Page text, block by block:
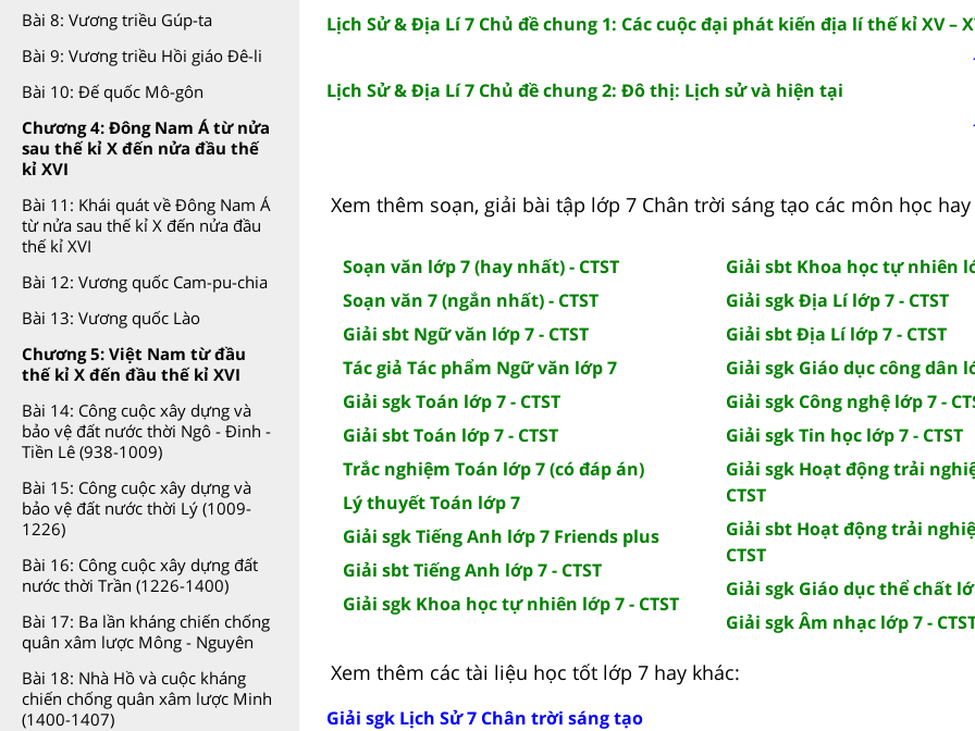
Bài 8: Vương triều Gúp-ta
Bài 9: Vương triều Hồi giáo Đê-li
Bài 10: Đế quốc Mô-gôn
Chương 4: Đông Nam Á từ nửa
sau thế kỉ X đến nửa đầu thế
kỉ XVI
Bài 11: Khái quát về Đông Nam Á
từ nửa sau thế kỉ X đến nửa đầu
thế kỉ XVI
Bài 12: Vương quốc Cam-pu-chia
Bài 13: Vương quốc Lào
Chương 5: Việt Nam từ đầu
thế kỉ X đến đầu thế kỉ XVI
Bài 14: Công cuộc xây dựng và
bảo vệ đất nước thời Ngô - Đinh -
Tiền Lê (938-1009)
Bài 15: Công cuộc xây dựng và
bảo vệ đất nước thời Lý (1009-
1226)
Bài 16: Công cuộc xây dựng đất
nước thời Trần (1226-1400)
Bài 17: Ba lần kháng chiến chống
quân xâm lược Mông - Nguyên
Bài 18: Nhà Hồ và cuộc kháng
chiến chống quân xâm lược Minh
(1400-1407)
Lịch Sử & Địa Lí 7 Chủ đề chung 1: Các cuộc đại phát kiến địa lí thế kỉ XV –
Lịch Sử & Địa Lí 7 Chủ đề chung 2: Đô thị: Lịch sử và hiện tại
Xem thêm soạn, giải bài tập lớp 7 Chân trời sáng tạo các môn học hay
Soạn văn lớp 7 (hay nhất) - CTST
Soạn văn 7 (ngắn nhất) - CTST
Giải sbt Ngữ văn lớp 7 - CTST
Tác giả Tác phẩm Ngữ văn lớp 7
Giải sgk Toán lớp 7 - CTST
Giải sbt Toán lớp 7 - CTST
Trắc nghiệm Toán lớp 7 (có đáp án)
Lý thuyết Toán lớp 7
Giải sgk Tiếng Anh lớp 7 Friends plus
Giải sbt Tiếng Anh lớp 7 - CTST
Giải sgk Khoa học tự nhiên lớp 7 - CTST
Giải sbt Khoa học tự nhiên
Giải sgk Địa Lí lớp 7 - CTST
Giải sbt Địa Lí lớp 7 - CTST
Giải sgk Giáo dục công dân
Giải sgk Công nghệ lớp 7 -
Giải sgk Tin học lớp 7 - CTST
Giải sgk Hoạt động trải
CTST
Giải sbt Hoạt động trải
CTST
Giải sgk Giáo dục thể chất
Giải sgk Âm nhạc lớp 7 -
Xem thêm các tài liệu học tốt lớp 7 hay khác:
Giải sgk Lịch Sử 7 Chân trời sáng tạo